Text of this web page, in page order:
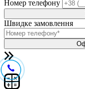
Номер телефону
Швидке замовлення